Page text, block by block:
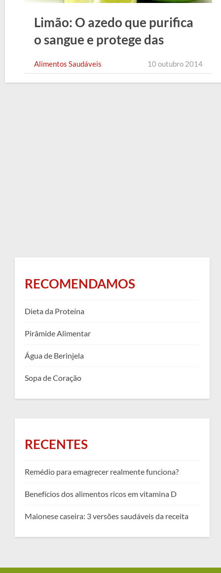
Limão: O azedo que purifica
o sangue e protege das
Alimentos Saudáveis 10 outubro 2014
RECOMENDAMOS
Dieta da Proteína
Pirâmide Alimentar
Água de Berinjela
Sopa de Coração
RECENTES
Remédio para emagrecer realmente funciona?
Benefícios dos alimentos ricos em vitamina D
Maionese caseira: 3 versões saudáveis da receita